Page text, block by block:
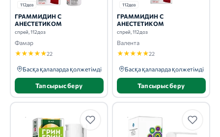
112доз
ГРАММИДИН С
АНЕСТЕТИКОМ
спрей, 112доз
Фамар
★★★★★22
Басқа қалаларда қолжетімді
Тапсырыс беру
112доз
ГРАММИДИН С
АНЕСТЕТИКОМ
спрей, 112доз
Валента
★★★★★22
Басқа қалаларда қолжетімді
Тапсырыс беру